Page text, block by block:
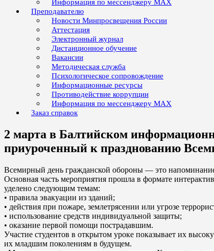
Информация по мессенджеру MAX
Преподавателю
Новости Минпросвещения России
Аттестация
Электронный журнал
Дистанционное обучение
Вакансии
Методическая служба
Психологическое сопровождение
Информационные ресурсы
Противодействие коррупции
Информация по мессенджеру MAX
Заказ справок
2 марта в Балтийском
приуроченный к празднованию
Всемирный день гражданской обороны — это напоминание
Основная часть мероприятия прошла в формате
уделено следующим темам:
• правила эвакуации из зданий;
• действия при пожаре, землетрясении или угрозе
• использование средств индивидуальной защиты;
• оказание первой помощи пострадавшим.
Участие студентов в открытом уроке показывает их
их младшим поколениям в будущем.